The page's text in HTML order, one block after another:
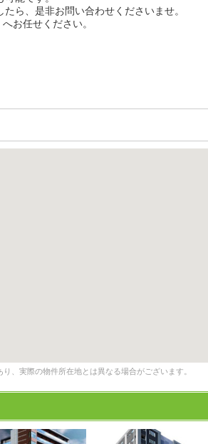
ら、是非お問い合わせくださいませ。
お任せください。
、実際の物件所在地とは異なる場合がございます。